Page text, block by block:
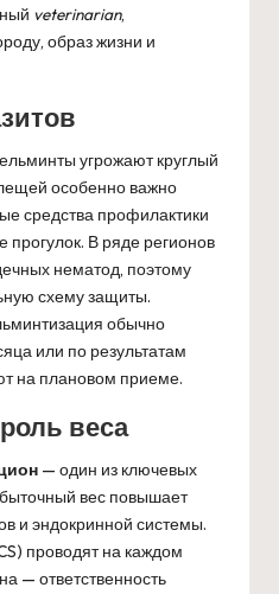
veterinarian,
образ жизни и
угрожают круглый
особенно важно
средства профилактики
прогулок. В ряде регионов
нематод, поэтому
схему защиты.
обычно
или по результатам
на плановом приеме.
веса
— один из ключевых
вес повышает
и эндокринной системы.
проводят на каждом
— ответственность